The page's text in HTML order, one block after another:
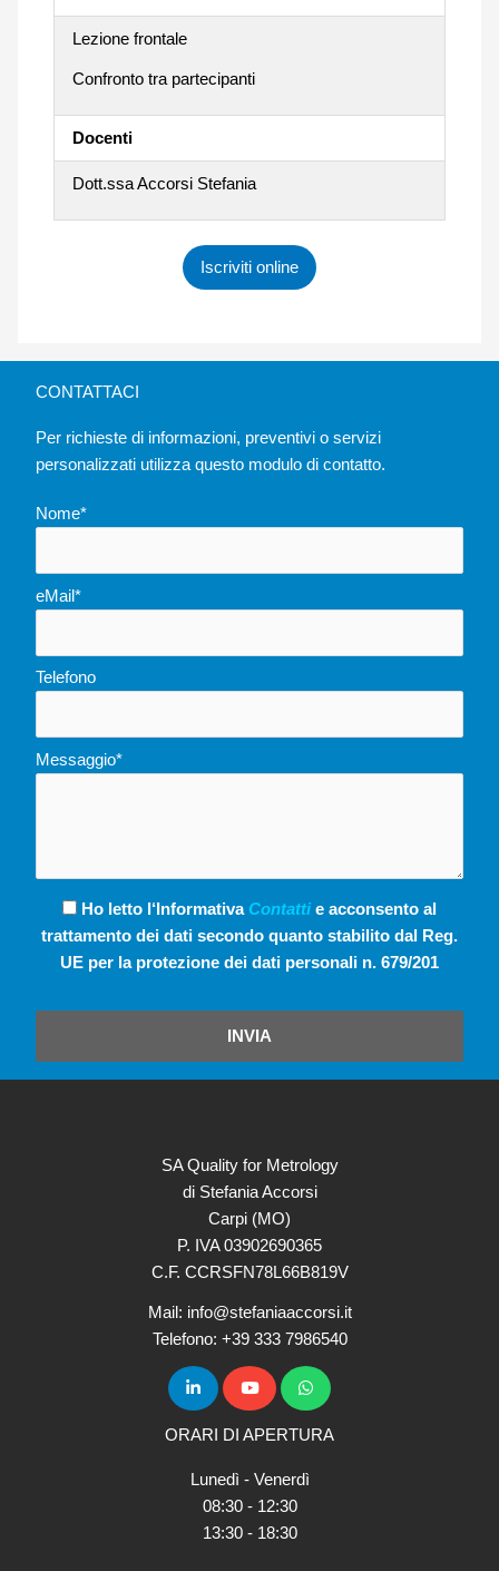
Lezione frontale
Confronto tra partecipanti
Docenti
Dott.ssa Accorsi Stefania
Iscriviti online
CONTATTACI
Per richieste di informazioni, preventivi o servizi
personalizzati utilizza questo modulo di contatto.
Nome*
eMail*
Telefono
Messaggio*
Ho letto l‘Informativa Contattie acconsento al
trattamento dei dati secondo quanto stabilito dal Reg.
UE per la protezione dei dati personali n. 679/201
INVIA
SA Quality for Metrology
di Stefania Accorsi
Carpi (MO)
P. IVA 03902690365
C.F. CCRSFN78L66B819V
Mail: info@stefaniaaccorsi.it
Telefono: +39 333 7986540
ORARI DI APERTURA
Lunedì - Venerdì
08:30 - 12:30
13:30 - 18:30